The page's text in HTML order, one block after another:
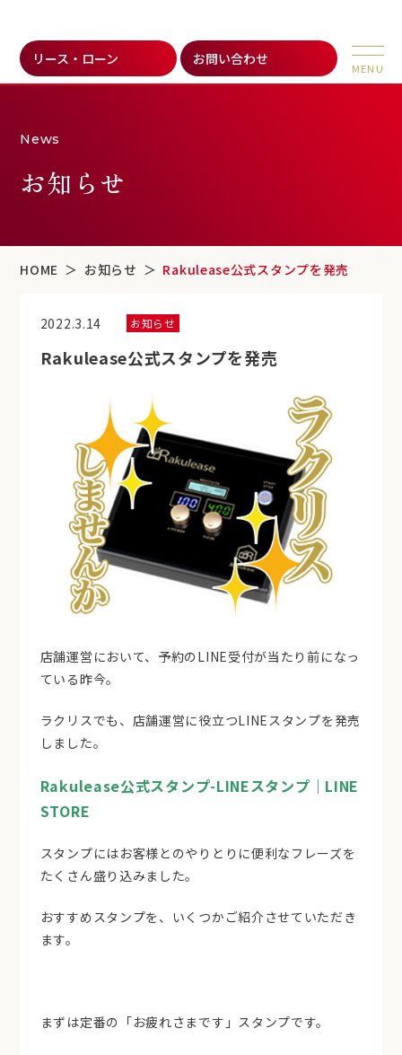
リース・ローン お問い合わせ
News
お知らせ
HOME お知らせ Rakulease公式スタンプを発売
2022.3.14 お知らせ
Rakulease公式スタンプを発売
店舗運営において、予約のLINE受付が当たり前になっ
ている昨今。
ラクリスでも、店舗運営に役立つLINEスタンプを発売
しました。
Rakulease公式スタンプ-LINEスタンプ｜LINE
STORE
スタンプにはお客様とのやりとりに便利なフレーズを
たくさん盛り込みました。
おすすめスタンプを、いくつかご紹介させていただき
ます。
まずは定番の「お疲れさまです」スタンプです。